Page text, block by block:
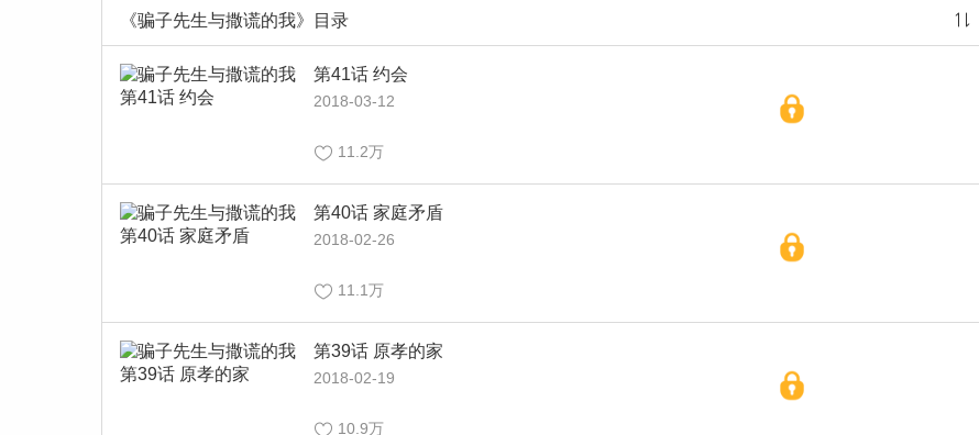
《骗子先生与撒谎的我》目录
第41话 约会
2018-03-12
11.2万
第40话 家庭矛盾
2018-02-26
11.1万
第39话 原孝的家
2018-02-19
10.9万